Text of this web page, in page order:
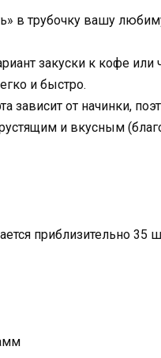
в трубочку вашу
закуски к кофе или
и быстро.
зависит от начинки,
и вкусным
приблизительно 35